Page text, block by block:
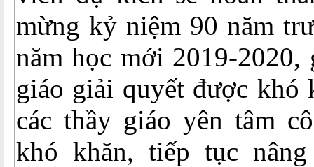
mừng kỷ niệm 90 năm
năm học mới 2019-2020,
giáo giải quyết được khó
các thầy giáo yên tâm
khó khăn, tiếp tục